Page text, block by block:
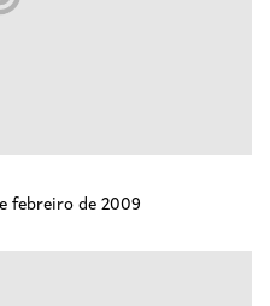
febreiro de 2009